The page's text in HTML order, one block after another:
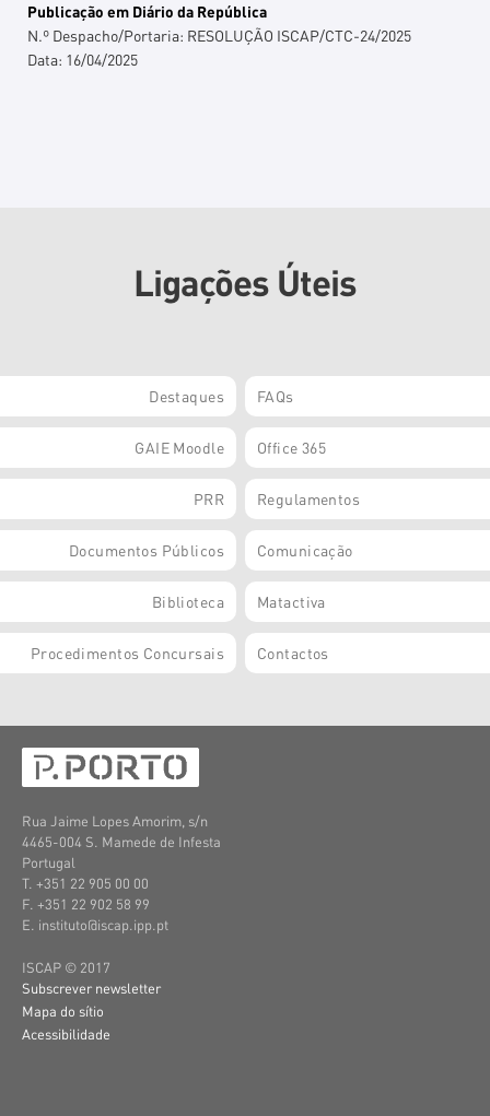
Publicação em Diário da República
N.º Despacho/Portaria: RESOLUÇÃO ISCAP/CTC-24/2025
Data: 16/04/2025
Ligações Úteis
Destaques FAQs
GAIE Moodle Office 365
PRR Regulamentos
Documentos Públicos Comunicação
Biblioteca Matactiva
Procedimentos Concursais Contactos
Rua Jaime Lopes Amorim, s/n
4465-004 S. Mamede de Infesta
Portugal
T. +351 22 905 00 00
F. +351 22 902 58 99
E. instituto@iscap.ipp.pt
ISCAP © 2017
Subscrever newsletter
Mapa do sítio
Acessibilidade